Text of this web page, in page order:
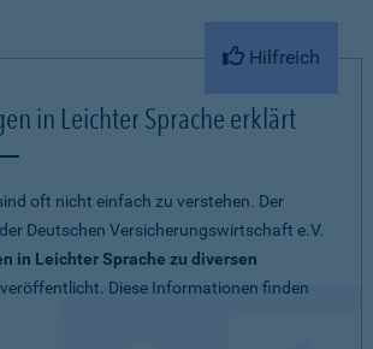
Hilfreich
in Leichter Sprache erklärt
oft nicht einfach zu verstehen. Der
Deutschen Versicherungswirtschaft e.V.
in Leichter Sprache zu diversen
veröffentlicht. Diese Informationen finden